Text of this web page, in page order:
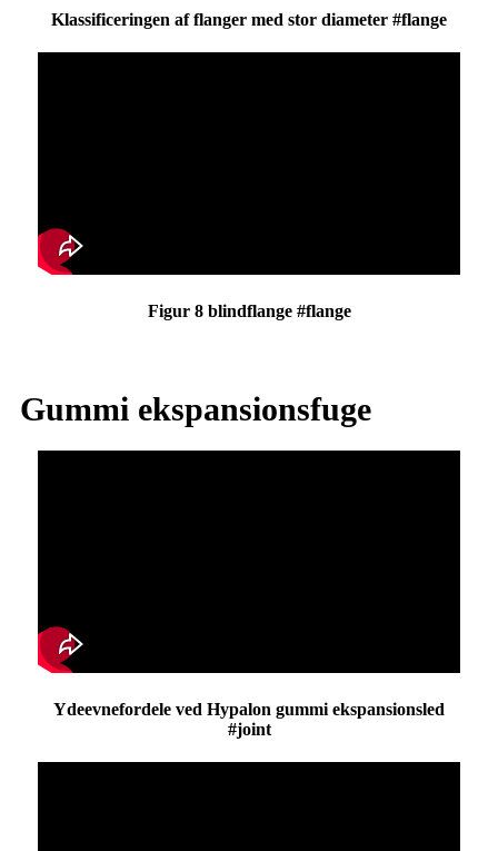
Klassificeringen af ​​flanger med stor diameter #flange
Figur 8 blindflange #flange
Gummi ekspansionsfuge
Ydeevnefordele ved Hypalon gummi ekspansionsled
#joint